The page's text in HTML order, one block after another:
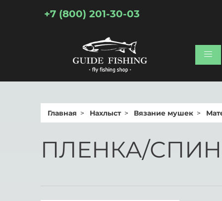
+7 (800) 201-30-03
Главная Нахлыст Вязание мушек
ПЛЕНКА/